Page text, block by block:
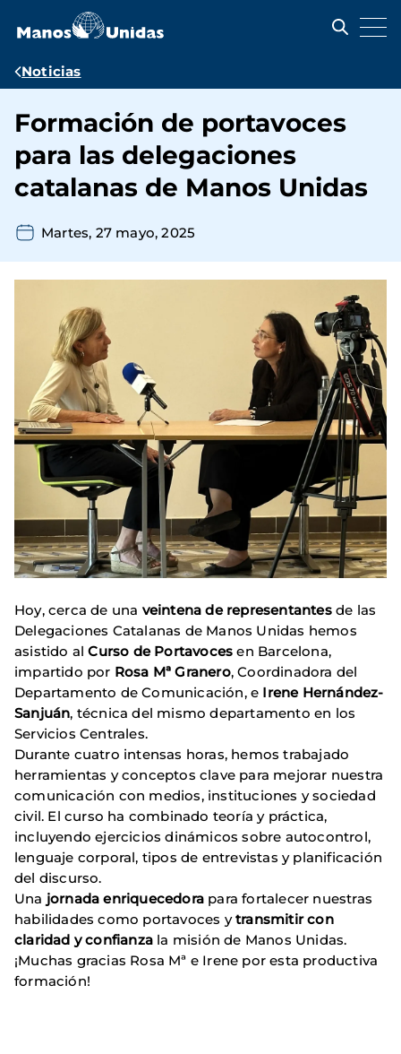
contenido
Ruta
navegación
Noticias
Formación de portavoces
para las delegaciones
catalanas de Manos Unidas
Martes, 27 mayo, 2025
Hoy, cerca de una veintena de representantesde las
Delegaciones Catalanas de Manos Unidas hemos
asistido alCurso de Portavoces en Barcelona,
impartido por Rosa Mª Granero, Coordinadora del
Departamento de Comunicación, e Irene Hernández-
Sanjuán, técnica del mismo departamento en los
Servicios Centrales.
Durante cuatro intensas horas, hemos trabajado
herramientas y conceptos clave para mejorar nuestra
comunicación con medios, instituciones y sociedad
civil. El curso ha combinado teoría y práctica,
incluyendo ejercicios dinámicos sobre autocontrol,
lenguaje corporal, tipos de entrevistas y planificación
del discurso.
Una jornada enriquecedora para fortalecer nuestras
habilidades como portavoces ytransmitir con
claridad y confianza la misión de Manos Unidas.
¡Muchas gracias Rosa Mª e Irene por esta productiva
formación!